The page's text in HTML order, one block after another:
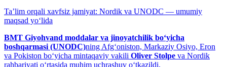
Taʼlim orqali xavfsiz jamiyat: Nordik va UNODC — umumiy
maqsad yo‘lida
BMT Giyohvand moddalar va jinoyatchilik bo‘yicha
boshqarmasi (UNODC)ning Afg‘oniston, Markaziy Osiyo, Eron
va Pokiston bo‘yicha mintaqaviy vakili Oliver Stolpe va Nordik
rahbariyati o‘rtasida muhim uchrashuv o‘tkazildi.